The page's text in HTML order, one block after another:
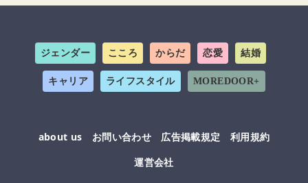
ジェンダー こころ からだ 恋愛 結婚
キャリア ライフスタイル MOREDOOR+
about us お問い合わせ 広告掲載規定
利用規約
運営会社